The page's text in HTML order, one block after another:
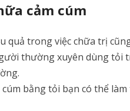
cảm cúm
quả trong việc chữa trị
thường xuyên dùng tỏi
bằng tỏi bạn có thể